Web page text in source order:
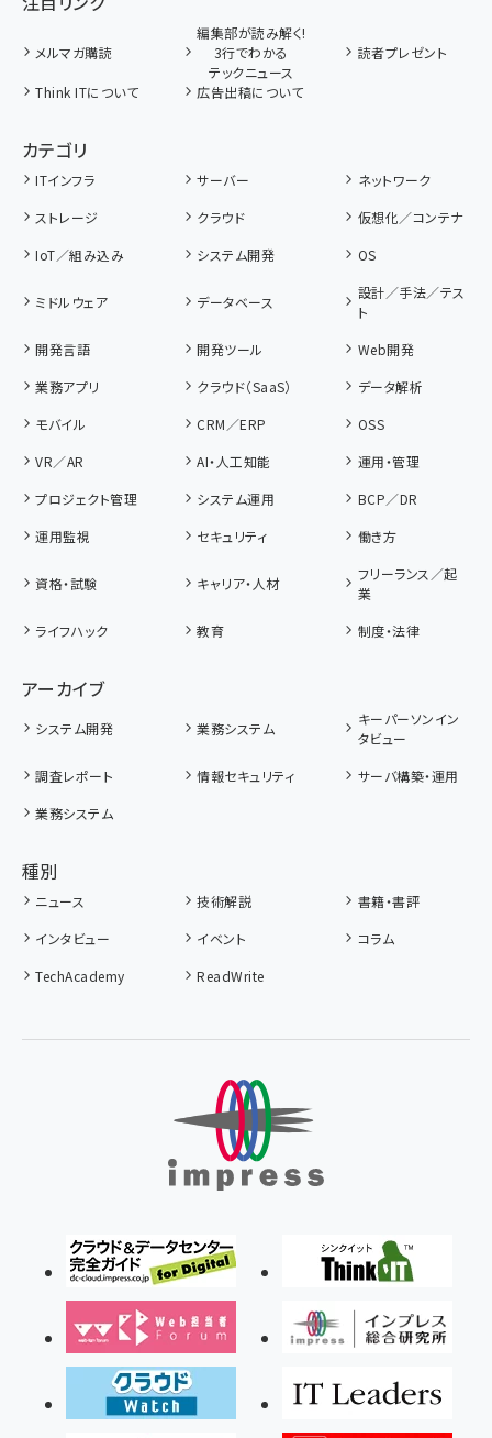
メルマガ購読
編集部が読み解く!
3行でわかる
テックニュース
読者プレゼント
Think ITについて 広告出稿について
カテゴリ
ITインフラ サーバー
ネットワーク
ストレージ
クラウド
仮想化／コンテナ
IoT／組み込み
システム開発 OS
ミドルウェア データベース
設計／手法／テス
ト
開発言語
開発ツール
Web開発
業務アプリ
クラウド（SaaS）
データ解析
モバイル
CRM／ERP
OSS
VR／AR
AI・人工知能
運用・管理
プロジェクト管理
システム運用
BCP／DR
運用監視
セキュリティ 働き方
資格・試験 キャリア・人材
フリーランス／起
業
ライフハック
教育 制度・法律
アーカイブ
システム開発 業務システム
キーパーソンイン
タビュー
調査レポート
情報セキュリティ
サーバ構築・運用
業務システム
種別
ニュース 技術解説
書籍・書評
インタビュー
イベント
コラム
TechAcademy
ReadWrite